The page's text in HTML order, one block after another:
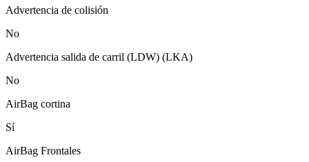
Advertencia de colisión
No
Advertencia salida de carril (LDW) (LKA)
No
AirBag cortina
Sí
AirBag Frontales